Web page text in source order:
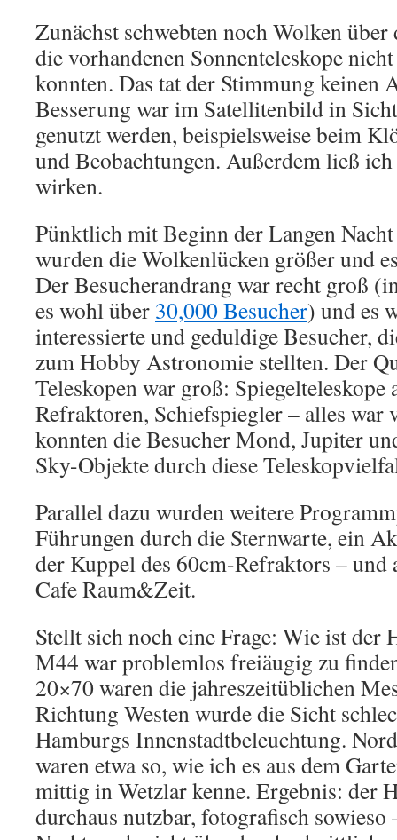
Zunächst schwebten noch Wolken über
die vorhandenen Sonnenteleskope
konnten. Das tat der Stimmung keinen
Besserung war im Satellitenbild in
genutzt werden, beispielsweise beim
und Beobachtungen. Außerdem ließ
wirken.
Pünktlich mit Beginn der Langen
wurden die Wolkenlücken größer und
Der Besucherandrang war recht groß
es wohl über 30,000 Besucher) und es
interessierte und geduldige Besucher,
zum Hobby Astronomie stellten. Der
Teleskopen war groß: Spiegelteleskope
Refraktoren, Schiefspiegler – alles war
konnten die Besucher Mond, Jupiter
Sky-Objekte durch diese
Parallel dazu wurden weitere
Führungen durch die Sternwarte, ein
der Kuppel des 60cm-Refraktors – und
Cafe Raum&Zeit.
Stellt sich noch eine Frage: Wie ist der
M44 war problemlos freiäugig zu
20×70 waren die jahreszeitüblichen
Richtung Westen wurde die Sicht
Hamburgs Innenstadtbeleuchtung.
waren etwa so, wie ich es aus dem
mittig in Wetzlar kenne. Ergebnis: der
durchaus nutzbar, fotografisch sowieso